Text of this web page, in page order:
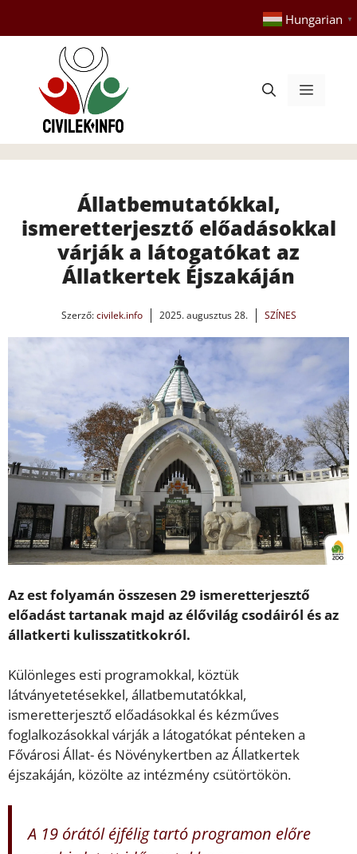
tartalomba
Hungarian ▼
Menü
Állatbemutatókkal,
ismeretterjesztő előadásokkal
várják a látogatókat az
Állatkertek Éjszakáján
Szerző:civilek.info 2025. augusztus 28. SZÍNES
Az est folyamán összesen 29 ismeretterjesztő
előadást tartanak majd az élővilág csodáiról és az
állatkerti kulisszatitkokról.
Különleges esti programokkal, köztük
látványetetésekkel, állatbemutatókkal,
ismeretterjesztő előadásokkal és kézműves
foglalkozásokkal várják a látogatókat pénteken a
Fővárosi Állat- és Növénykertben az Állatkertek
éjszakáján, közölte az intézmény csütörtökön.
A 19 órától éjfélig tartó programon előre